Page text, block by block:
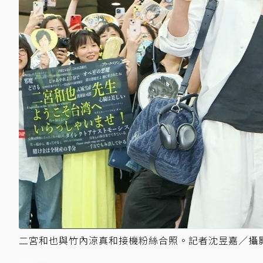
二宮和也與竹內涼真和接機粉絲合照。記者沈昱嘉／攝